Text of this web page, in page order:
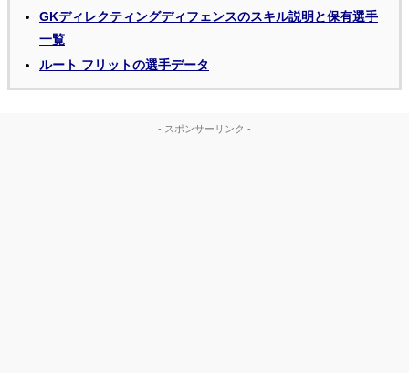
GKディレクティングディフェンスのスキル説明と保有選手
一覧
ルート フリットの選手データ
- スポンサーリンク -